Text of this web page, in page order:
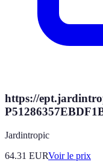
https://
Jardintropic
64.31 EURVoir le prix